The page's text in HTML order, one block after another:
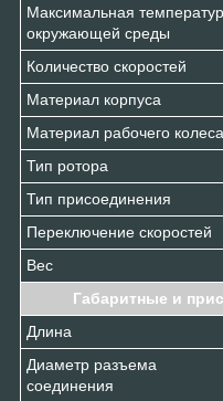
Максимальная
окружающей среды
Количество скоростей
Материал корпуса
Материал рабочего колеса
Тип ротора
Тип присоединения
Переключение скоростей
Вес
Габаритные и
Длина
Диаметр разъема
соединения